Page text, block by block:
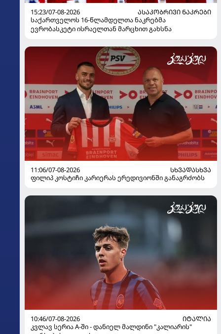
15:23/07-08-2026
ᲐᲡᲐᲙᲝᲑᲠᲘᲕᲘ ᲜᲐᲙᲠᲔᲑᲘ
საქართველოს 16-წლამდელთა ნაკრებმა
ევრობასკეტი ისრაელთან მარცხით გახსნა
11:06/07-08-2026
ᲡᲮᲕᲐᲓᲐᲡᲮᲕᲐ
ფილიპ კოსტიჩი კარიერას ერედივიონში განაგრძობს
10:46/07-08-2026
ᲘᲢᲐᲚᲘᲐ
კვლავ სერია A-ში - დანიელ მალდინი "კალიარის"